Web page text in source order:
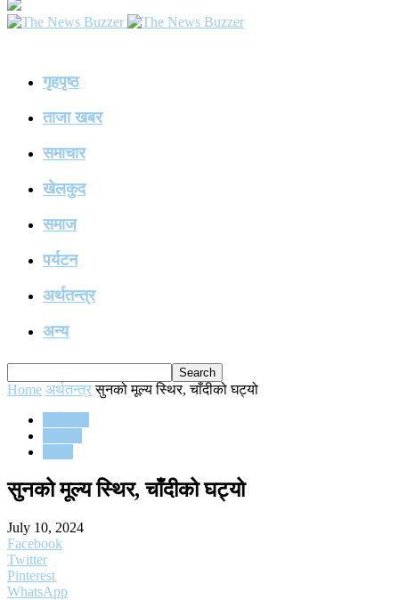
गृहपृष्ठ
ताजा खबर
समाचार
खेलकुद
समाज
पर्यटन
अर्थतन्त्र
अन्य
Home अर्थतन्त्र सुनको मूल्य स्थिर, चाँदीको घट्यो
सुनको मूल्य स्थिर, चाँदीको घट्यो
July 10, 2024
Facebook
Twitter
Pinterest
WhatsApp